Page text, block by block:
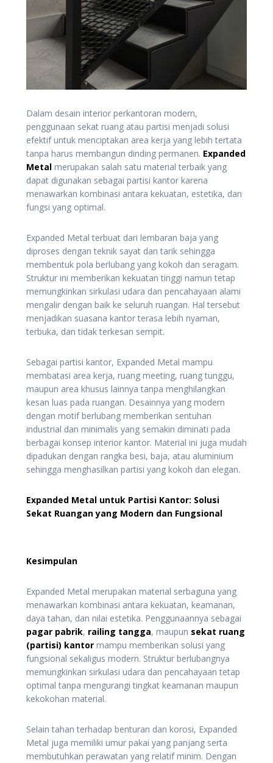
Dalam desain interior perkantoran modern,
penggunaan sekat ruang atau partisi menjadi solusi
efektif untuk menciptakan area kerja yang lebih tertata
tanpa harus membangun dinding permanen. Expanded
Metal merupakan salah satu material terbaik yang
dapat digunakan sebagai partisi kantor karena
menawarkan kombinasi antara kekuatan, estetika, dan
fungsi yang optimal.
Expanded Metal terbuat dari lembaran baja yang
diproses dengan teknik sayat dan tarik sehingga
membentuk pola berlubang yang kokoh dan seragam.
Struktur ini memberikan kekuatan tinggi namun tetap
memungkinkan sirkulasi udara dan pencahayaan alami
mengalir dengan baik ke seluruh ruangan. Hal tersebut
menjadikan suasana kantor terasa lebih nyaman,
terbuka, dan tidak terkesan sempit.
Sebagai partisi kantor, Expanded Metal mampu
membatasi area kerja, ruang meeting, ruang tunggu,
maupun area khusus lainnya tanpa menghilangkan
kesan luas pada ruangan. Desainnya yang modern
dengan motif berlubang memberikan sentuhan
industrial dan minimalis yang semakin diminati pada
berbagai konsep interior kantor. Material ini juga mudah
dipadukan dengan rangka besi, baja, atau aluminium
sehingga menghasilkan partisi yang kokoh dan elegan.
Expanded Metal untuk Partisi Kantor: Solusi
Sekat Ruangan yang Modern dan Fungsional
Kesimpulan
Expanded Metal merupakan material serbaguna yang
menawarkan kombinasi antara kekuatan, keamanan,
daya tahan, dan nilai estetika. Penggunaannya sebagai
pagar pabrik, railing tangga, maupun sekat ruang
(partisi) kantor mampu memberikan solusi yang
fungsional sekaligus modern. Struktur berlubangnya
memungkinkan sirkulasi udara dan pencahayaan tetap
optimal tanpa mengurangi tingkat keamanan maupun
kekokohan material.
Selain tahan terhadap benturan dan korosi, Expanded
Metal juga memiliki umur pakai yang panjang serta
membutuhkan perawatan yang relatif minim. Dengan